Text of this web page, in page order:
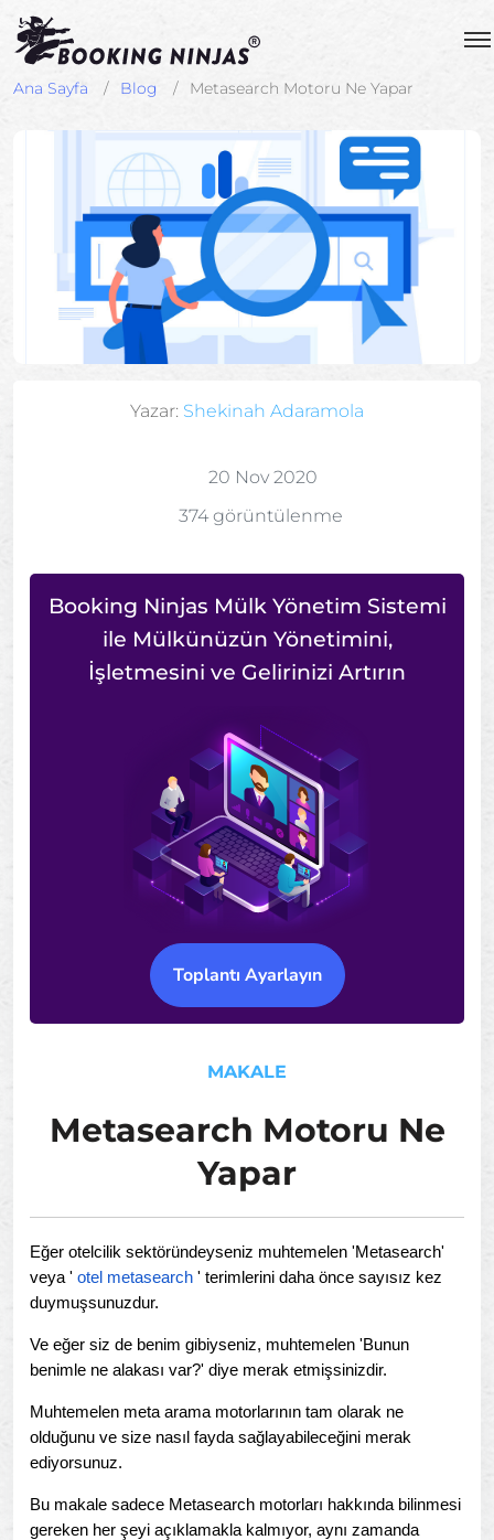
Ana Sayfa Blog Metasearch Motoru Ne Yapar
Yazar: Shekinah Adaramola
20 Nov 2020
374 görüntülenme
Booking Ninjas Mülk Yönetim Sistemi
ile Mülkünüzün Yönetimini,
İşletmesini ve Gelirinizi Artırın
Toplantı Ayarlayın
MAKALE
Metasearch Motoru Ne
Yapar
Eğer otelcilik sektöründeyseniz muhtemelen 'Metasearch'
veya ' otel metasearch ' terimlerini daha önce sayısız kez
duymuşsunuzdur.
Ve eğer siz de benim gibiyseniz, muhtemelen 'Bunun
benimle ne alakası var?' diye merak etmişsinizdir.
Muhtemelen meta arama motorlarının tam olarak ne
olduğunu ve size nasıl fayda sağlayabileceğini merak
ediyorsunuz.
Bu makale sadece Metasearch motorları hakkında bilinmesi
gereken her şeyi açıklamakla kalmıyor, aynı zamanda